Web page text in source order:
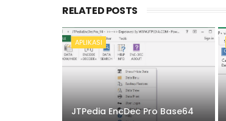
RELATED POSTS
APLIKASI
JTPedia EncDec Pro Base64